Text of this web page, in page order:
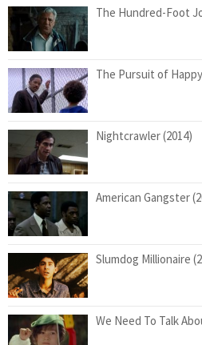
The Hundred-Foot
The Pursuit of
Nightcrawler (2014)
American Gangster
Slumdog Millionaire
We Need To Talk